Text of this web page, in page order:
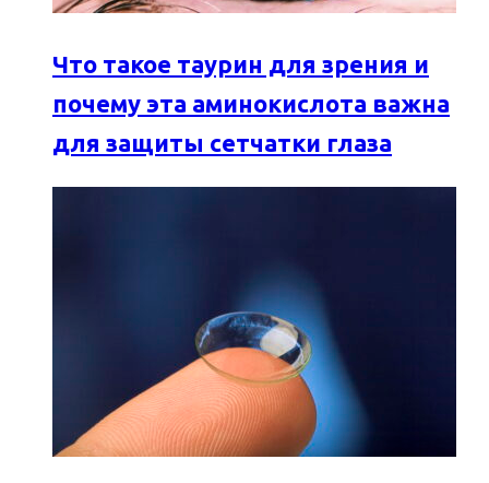
Что такое таурин для зрения и
почему эта аминокислота важна
для защиты сетчатки глаза